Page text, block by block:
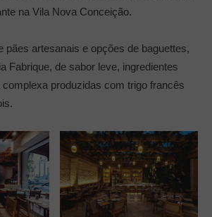
na Vila Nova Conceição.
pães artesanais e opções de baguettes,
Fabrique, de sabor leve, ingredientes
produzidas com trigo francês